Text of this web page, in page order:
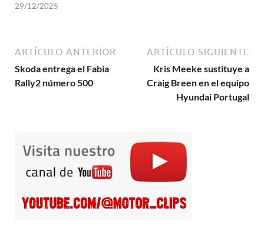
29/12/2025
ARTÍCULO ANTERIOR
Skoda entrega el Fabia
Rally2 número 500
ARTÍCULO SIGUIENTE
Kris Meeke sustituye a
Craig Breen en el equipo
Hyundai Portugal